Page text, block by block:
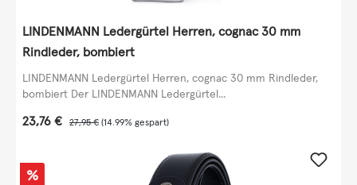
LINDENMANN Ledergürtel Herren, cognac 30 mm
Rindleder, bombiert
LINDENMANN Ledergürtel Herren, cognac 30 mm Rindleder,
bombiert Der LINDENMANN Ledergürtel...
Verkaufspreis:
23,76 € Regulärer Preis:
27,95 € (14.99% gespart)
Rabatt
%